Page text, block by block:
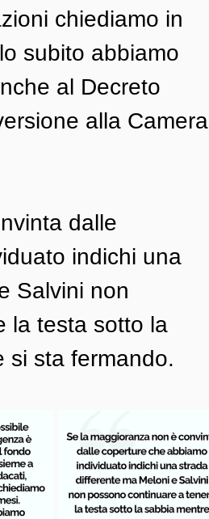
chiediamo in
subito abbiamo
al Decreto
alla Camera
dalle
indichi una
Salvini non
la testa sotto la
si sta fermando.